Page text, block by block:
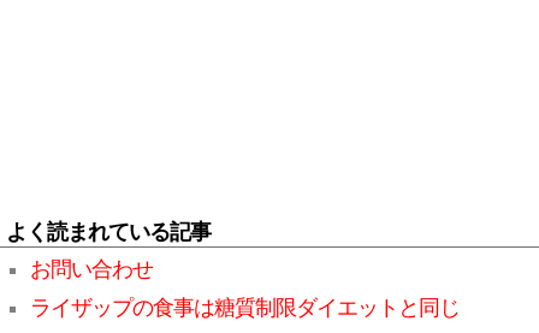
よく読まれている記事
お問い合わせ
ライザップの食事は糖質制限ダイエットと同じ